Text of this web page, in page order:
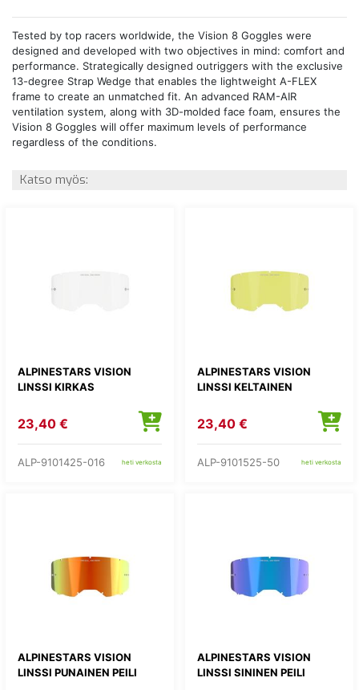
Tested by top racers worldwide, the Vision 8 Goggles were
designed and developed with two objectives in mind: comfort and
performance. Strategically designed outriggers with the exclusive
13-degree Strap Wedge that enables the lightweight A-FLEX
frame to create an unmatched fit. An advanced RAM-AIR
ventilation system, along with 3D-molded face foam, ensures the
Vision 8 Goggles will offer maximum levels of performance
regardless of the conditions.
Katso myös:
ALPINESTARS VISION
LINSSI KIRKAS
23,40 €
ALP-9101425-016 heti verkosta
ALPINESTARS VISION
LINSSI KELTAINEN
23,40 €
ALP-9101525-50 heti verkosta
ALPINESTARS VISION
LINSSI PUNAINEN PEILI
ALPINESTARS VISION
LINSSI SININEN PEILI